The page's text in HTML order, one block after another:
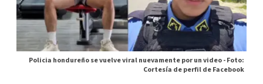
Policia hondureño se vuelve viral nuevamente por un video -Foto:
Cortesía de perfil de Facebook